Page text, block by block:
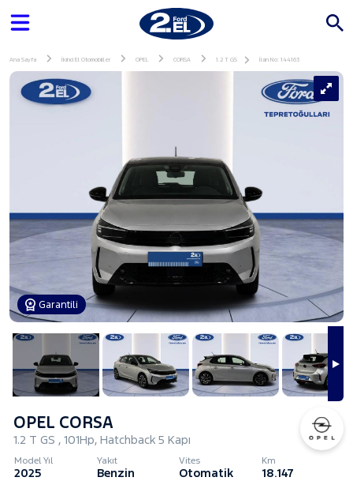
Ana Sayfa İkinci El Otomobiller OPEL CORSA 1.2 T GS İlan No: 144163
Garantili
OPEL CORSA
1.2 T GS , 101Hp, Hatchback 5 Kapı
Model Yıl
2025
Yakıt
Benzin
Vites
Otomatik
Km
18.147